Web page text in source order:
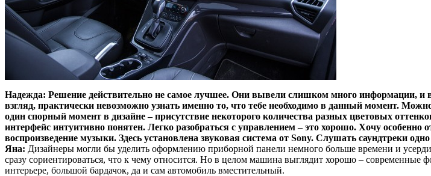
Надежда: Решение действительно не самое лучшее. Они вывели слишком много информации, и
взгляд, практически невозможно узнать именно то, что тебе необходимо в данный момент.
один спорный момент в дизайне – присутствие некоторого количества разных цветовых
интерфейс интуитивно понятен. Легко разобраться с управлением – это хорошо. Хочу особенно
воспроизведение музыки. Здесь установлена звуковая система от Sony. Слушать саундтреки
Яна: Дизайнеры могли бы уделить оформлению приборной панели немного больше времени и
сразу сориентироваться, что к чему относится. Но в целом машина выглядит хорошо –
интерьере, большой бардачок, да и сам автомобиль вместительный.